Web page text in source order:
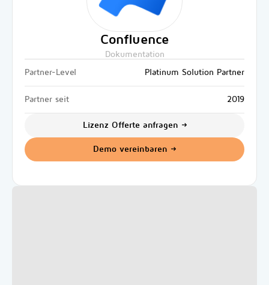
Insights
Confluence
Dokumentation
Partner-Level
Platinum Solution Partner
Partner seit 2019
Lizenz Offerte anfragen
Demo vereinbaren